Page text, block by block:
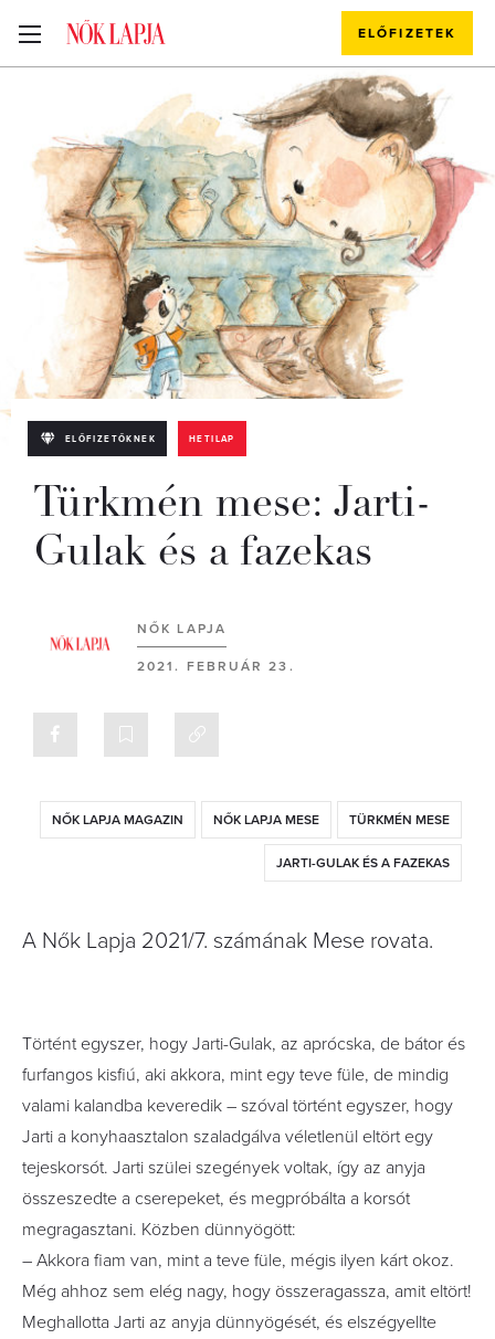
ELŐFIZETEK
ELŐFIZETŐKNEK HETILAP
Türkmén mese: Jarti-
Gulak és a fazekas
NŐK LAPJA
2021. FEBRUÁR 23.
NŐK LAPJA MAGAZIN NŐK LAPJA MESE TÜRKMÉN MESE
JARTI-GULAK ÉS A FAZEKAS
A Nők Lapja 2021/7. számának Mese rovata.
Történt egyszer, hogy Jarti-Gulak, az aprócska, de bátor és
furfangos kisfiú, aki akkora, mint egy teve füle, de mindig
valami kalandba keveredik – szóval történt egyszer, hogy
Jarti a konyhaasztalon szaladgálva véletlenül eltört egy
tejeskorsót. Jarti szülei szegények voltak, így az anyja
összeszedte a cserepeket, és megpróbálta a korsót
megragasztani. Közben dünnyögött:
– Akkora fiam van, mint a teve füle, mégis ilyen kárt okoz.
Még ahhoz sem elég nagy, hogy összeragassza, amit eltört!
Meghallotta Jarti az anyja dünnyögését, és elszégyellte